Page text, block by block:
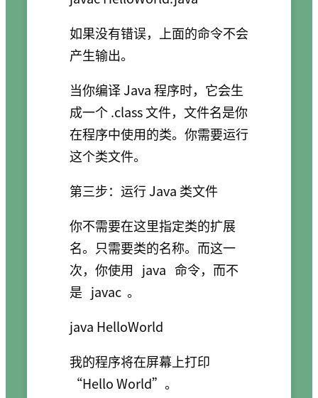
如果没有错误，上面的命令不会
产生输出。
当你编译 Java 程序时，它会生
成一个 .class 文件，文件名是你
在程序中使用的类。你需要运行
这个类文件。
第三步：运行 Java 类文件
你不需要在这里指定类的扩展
名。只需要类的名称。而这一
次，你使用 java 命令，而不
是 javac 。
我的程序将在屏幕上打印
“Hello World”。